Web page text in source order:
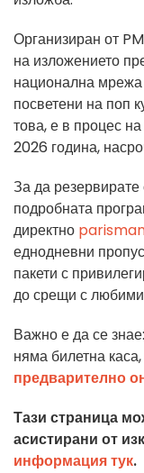
Организиран от
на изложението
национална
посветени на поп
това, е в процес
2026 година,
За да
подробната
директно
еднодневни
пакети с
до срещи с
Важно е да се
няма билетна
предварително
Тази страница
асистирани от
информация тук.